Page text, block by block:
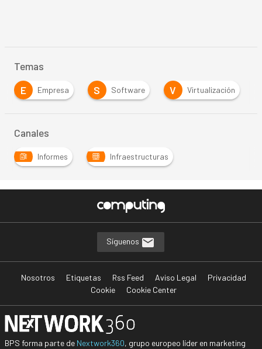
Temas
E
Empresa S Software V Virtualización
Canales
Informes Infraestructuras
Síguenos
Nosotros Etiquetas Rss Feed Aviso Legal
Privacidad
Cookie
Cookie Center
BPS forma parte de Nextwork360, grupo europeo líder en marketing